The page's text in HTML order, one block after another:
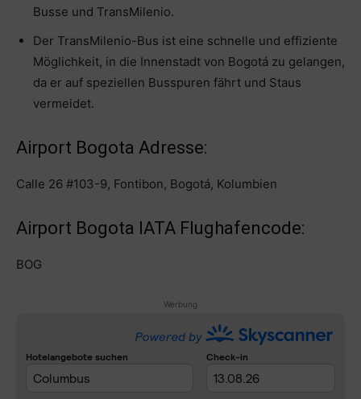
Busse und TransMilenio.
Der TransMilenio-Bus ist eine schnelle und effiziente
Möglichkeit, in die Innenstadt von Bogotá zu gelangen,
da er auf speziellen Busspuren fährt und Staus
vermeidet.
Airport Bogota Adresse:
Calle 26 #103-9, Fontibon, Bogotá, Kolumbien
Airport Bogota IATA Flughafencode:
BOG
Werbung